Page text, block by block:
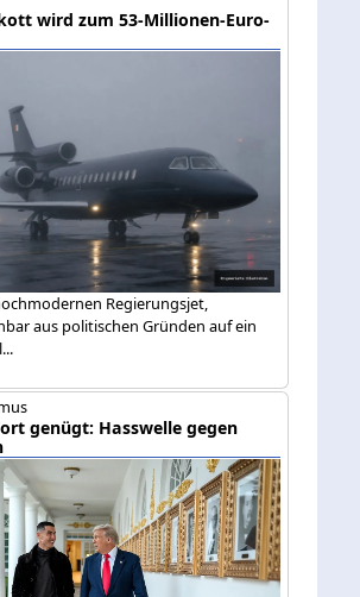
wird zum 53-Millionen-Euro-
Regierungsjet,
aus politischen Gründen auf ein
genügt: Hasswelle gegen